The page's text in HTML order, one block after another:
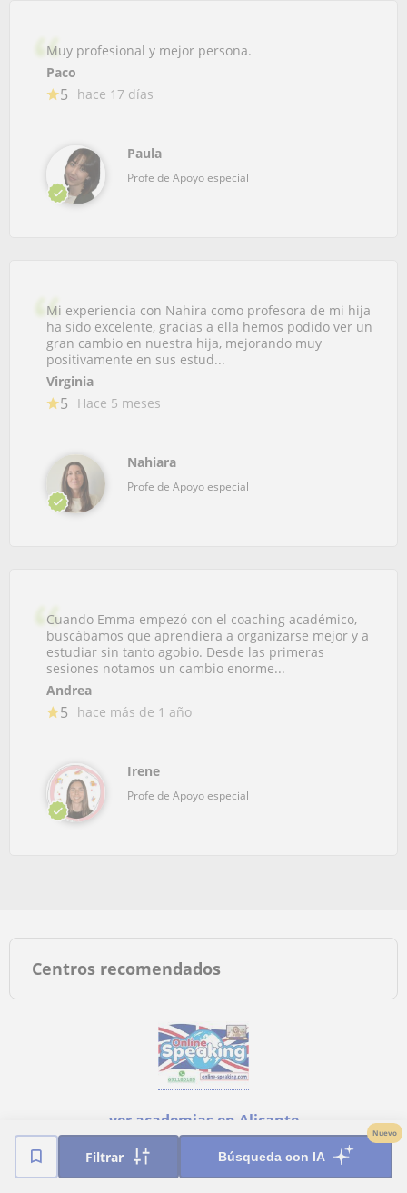
Filtrar Búsqueda con IA
Nuevo
Muy profesional y mejor persona.
Paco
5 hace 17 días
Paula
Profe de Apoyo especial
Mi experiencia con Nahira como profesora de mi hija
ha sido excelente, gracias a ella hemos podido ver un
gran cambio en nuestra hija, mejorando muy
positivamente en sus estud...
Virginia
5 Hace 5 meses
Nahiara
Profe de Apoyo especial
Cuando Emma empezó con el coaching académico,
buscábamos que aprendiera a organizarse mejor y a
estudiar sin tanto agobio. Desde las primeras
sesiones notamos un cambio enorme...
Andrea
5 hace más de 1 año
Irene
Profe de Apoyo especial
Centros recomendados
ver academias en Alicante
Tipos de clases